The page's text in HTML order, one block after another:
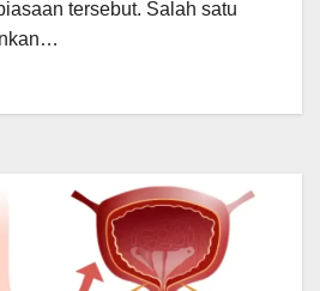
tersebut. Salah satu